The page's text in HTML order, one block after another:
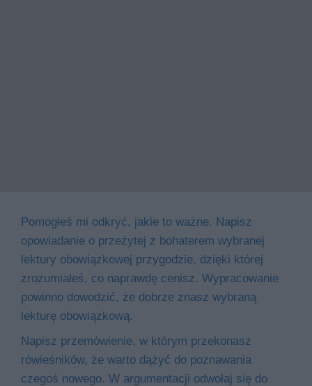
Pomogłeś mi odkryć, jakie to ważne. Napisz
opowiadanie o przeżytej z bohaterem wybranej
lektury obowiązkowej przygodzie, dzięki której
zrozumiałeś, co naprawdę cenisz. Wypracowanie
powinno dowodzić, że dobrze znasz wybraną
lekturę obowiązkową.
Napisz przemówienie, w którym przekonasz
rówieśników, że warto dążyć do poznawania
czegoś nowego. W argumentacji odwołaj się do